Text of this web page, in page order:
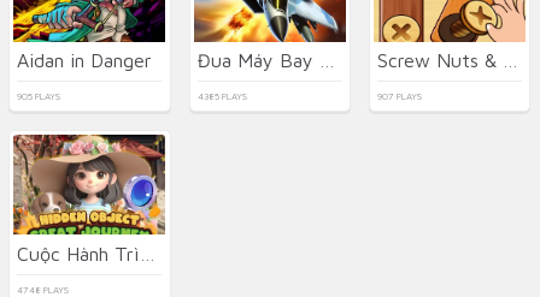
Aidan in Danger
905 PLAYS 4385 PLAYS 907 PLAYS
4748 PLAYS